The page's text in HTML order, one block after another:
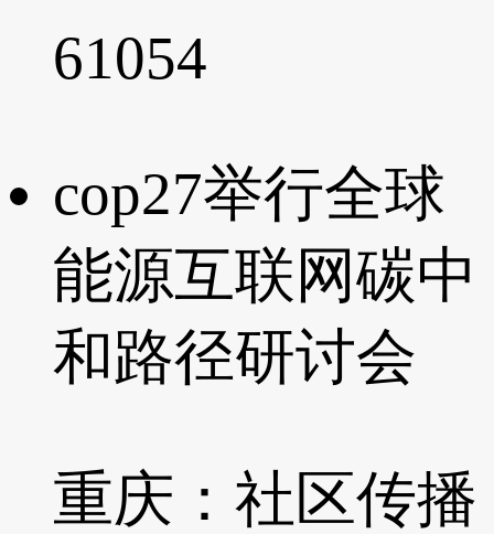
61054
cop27举行全球
能源互联网碳中
和路径研讨会
重庆：社区传播